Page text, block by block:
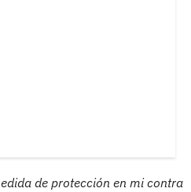
de protección en mi contra